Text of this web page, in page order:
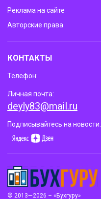
© 2013—2026 – «Бухгуру»
Реклама на сайте
Авторские права
КОНТАКТЫ
Телефон:
Личная почта:
deyly83@mail.ru
Подписывайтесь на новости: